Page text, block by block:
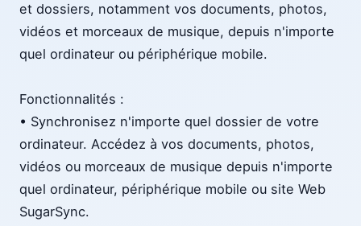
et dossiers, notamment vos documents, photos,
vidéos et morceaux de musique, depuis n'importe
quel ordinateur ou périphérique mobile.
Fonctionnalités :
• Synchronisez n'importe quel dossier de votre
ordinateur. Accédez à vos documents, photos,
vidéos ou morceaux de musique depuis n'importe
quel ordinateur, périphérique mobile ou site Web
SugarSync.